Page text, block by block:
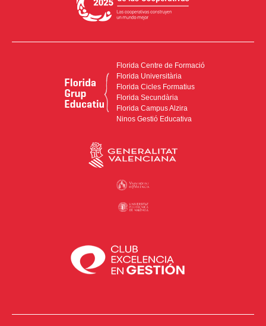
Florida Centre de Formació
Florida Universitària
Florida Cicles Formatius
Florida Secundària
Florida Campus Alzira
Ninos Gestió Educativa